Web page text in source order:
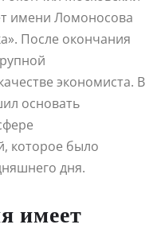
имени Ломоносова
После окончания
экономиста. В
основать
которое было
дня.
имеет